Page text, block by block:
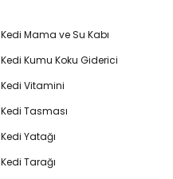
Kedi Mama ve Su Kabı
Kedi Kumu Koku Giderici
Kedi Vitamini
Kedi Tasması
Kedi Yatağı
Kedi Tarağı